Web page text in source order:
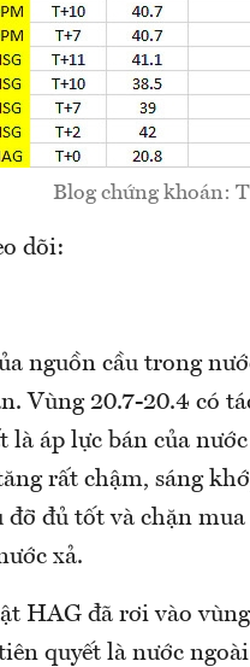
Blog chứng khoán:
dõi:
nguồn cầu trong
Vùng 20.7-20.4 có
là áp lực bán của
rất chậm, sáng
đỡ đủ tốt và chặn
xả.
HAG đã rơi vào
quyết là nước